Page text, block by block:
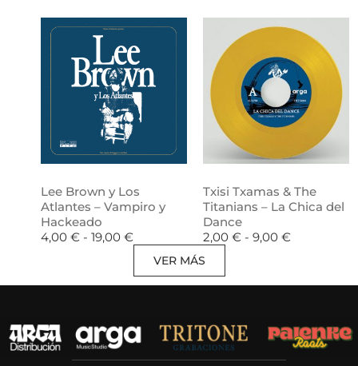
Lee Brown y Los
Atlantes – Vampiro y
Hackeado
4,00 € - 19,00 €
Txisi Txamas & The
Titanians – La Chica del
Dance
2,00 € - 9,00 €
VER MÁS